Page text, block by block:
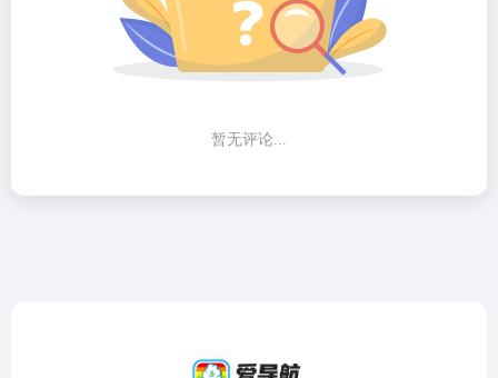
暂无评论...